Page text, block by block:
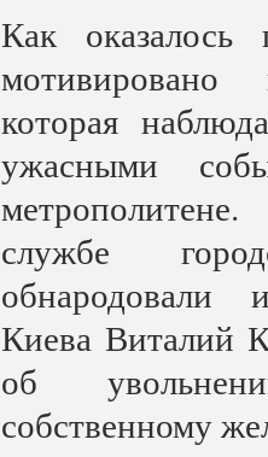
Как оказалось
мотивировано
которая
ужасными
службе
Киева Виталий
об
собственному